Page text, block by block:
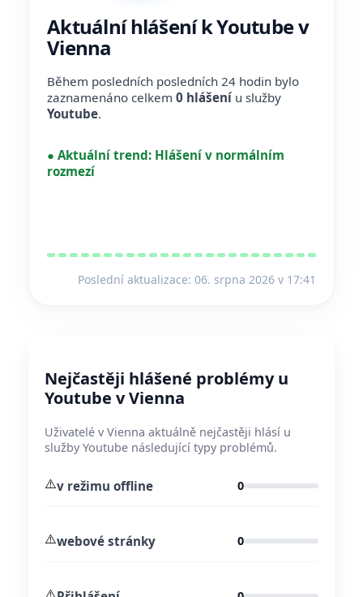
Aktuální hlášení k Youtube v
Vienna
Během posledních posledních 24 hodin bylo
zaznamenáno celkem 0 hlášení u služby
Youtube.
● Aktuální trend: Hlášení v normálním
rozmezí
Poslední aktualizace: 06. srpna 2026 v 17:41
Nejčastěji hlášené problémy u
Youtube v Vienna
Uživatelé v Vienna aktuálně nejčastěji hlásí u
služby Youtube následující typy problémů.
⚠️v režimu offline 0
⚠️webové stránky 0